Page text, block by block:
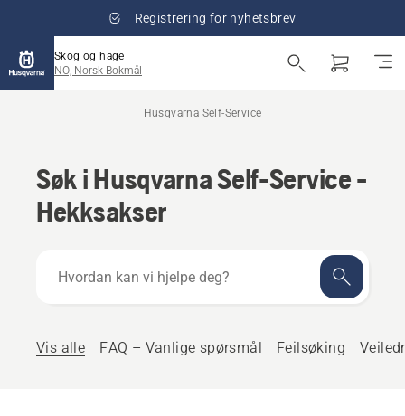
Registrering for nyhetsbrev
Skog og hage
NO, Norsk Bokmål
Husqvarna Self-Service
Søk i Husqvarna Self-Service -
Hekksakser
kan
deg?
Vis alle FAQ – Vanlige spørsmål Feilsøking